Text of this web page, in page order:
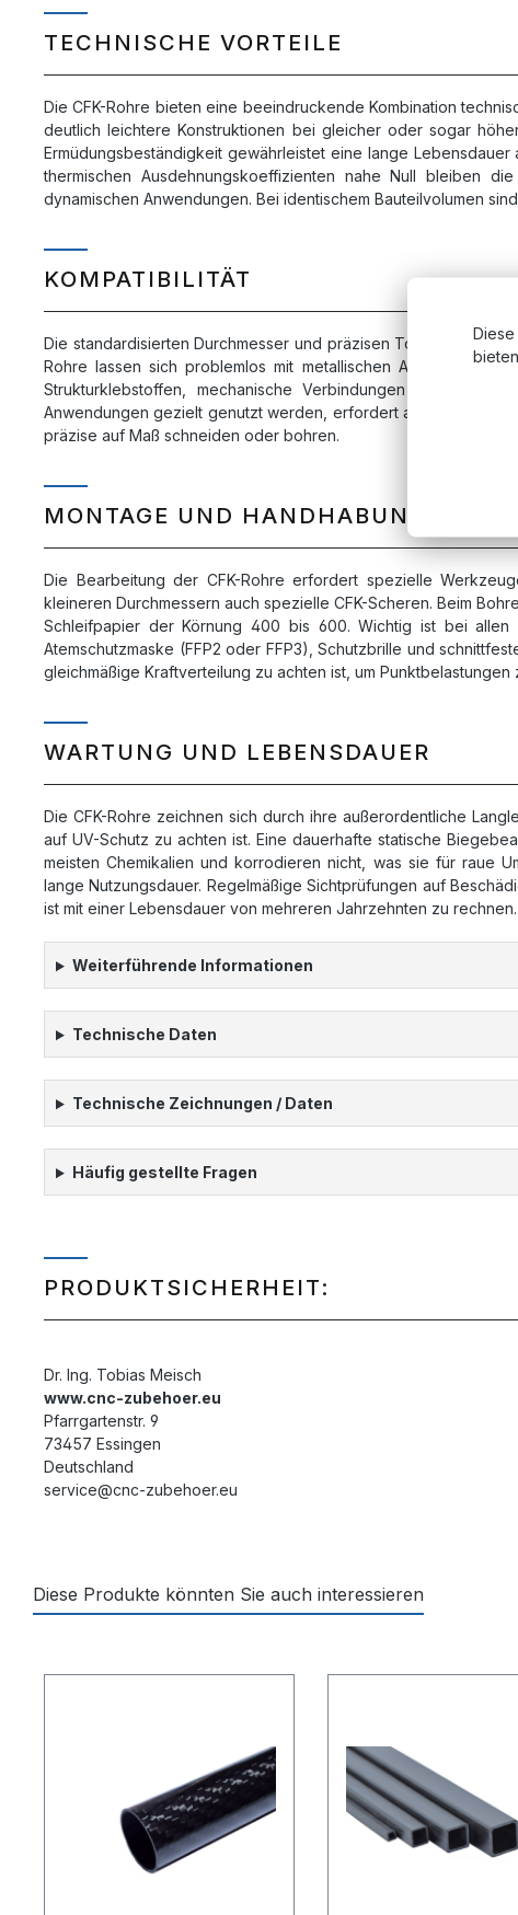
TECHNISCHE VORTEILE
Die CFK-Rohre bieten eine beeindruckende Kombination
deutlich leichtere Konstruktionen bei gleicher oder sogar
Ermüdungsbeständigkeit gewährleistet eine lange
thermischen Ausdehnungskoeffizienten nahe Null bleiben
dynamischen Anwendungen. Bei identischem Bauteilvolumen
KOMPATIBILITÄT
Die standardisierten Durchmesser und präzisen Toleranzen
Rohre lassen sich problemlos mit metallischen Anschluss-
Strukturklebstoffen, mechanische Verbindungen mittels
Anwendungen gezielt genutzt werden, erfordert aber bei
präzise auf Maß schneiden oder bohren.
MONTAGE UND HANDHABUNG
Die Bearbeitung der CFK-Rohre erfordert spezielle
kleineren Durchmessern auch spezielle CFK-Scheren. Beim
Schleifpapier der Körnung 400 bis 600. Wichtig ist bei allen
Atemschutzmaske (FFP2 oder FFP3), Schutzbrille und
gleichmäßige Kraftverteilung zu achten ist, um Punktbelastungen
WARTUNG UND LEBENSDAUER
Die CFK-Rohre zeichnen sich durch ihre außerordentliche
auf UV-Schutz zu achten ist. Eine dauerhafte statische
meisten Chemikalien und korrodieren nicht, was sie für raue
lange Nutzungsdauer. Regelmäßige Sichtprüfungen auf
ist mit einer Lebensdauer von mehreren Jahrzehnten zu rechnen.
Weiterführende Informationen
Technische Daten
Technische Zeichnungen / Daten
Häufig gestellte Fragen
PRODUKTSICHERHEIT:
Dr. Ing. Tobias Meisch
www.cnc-zubehoer.eu
Pfarrgartenstr. 9
73457 Essingen
Deutschland
service@cnc-zubehoer.eu
Diese Produkte könnten Sie auch interessieren